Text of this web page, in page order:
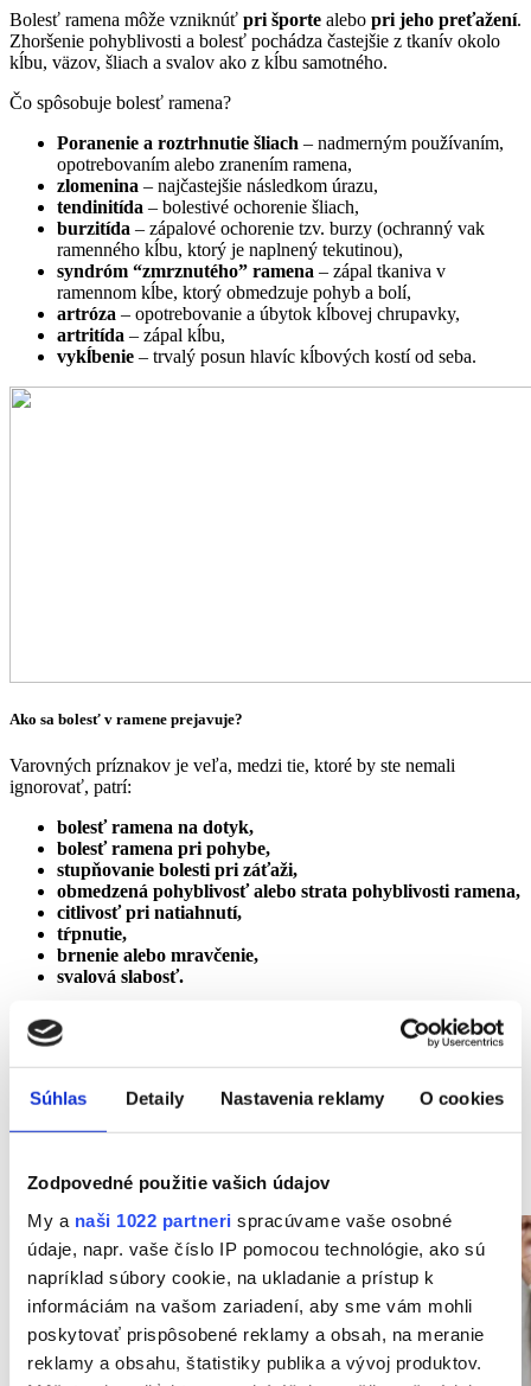
Súhlas Detaily Nastavenia reklamy O cookies
Zodpovedné použitie vašich údajov
My a naši 1022 partneri spracúvame vaše osobné
údaje, napr. vaše číslo IP pomocou technológie, ako sú
napríklad súbory cookie, na ukladanie a prístup k
informáciám na vašom zariadení, aby sme vám mohli
poskytovať prispôsobené reklamy a obsah, na meranie
reklamy a obsahu, štatistiky publika a vývoj produktov.
Bolesť ramena môže vzniknúť pri športe alebo pri jeho preťažení.
Zhoršenie pohyblivosti a bolesť pochádza častejšie z tkanív okolo
kĺbu, väzov, šliach a svalov ako z kĺbu samotného.
Čo spôsobuje bolesť ramena?
Poranenie a roztrhnutie šliach – nadmerným používaním,
opotrebovaním alebo zranením ramena,
zlomenina – najčastejšie následkom úrazu,
tendinitída – bolestivé ochorenie šliach,
burzitída – zápalové ochorenie tzv. burzy (ochranný vak
ramenného kĺbu, ktorý je naplnený tekutinou),
syndróm “zmrznutého” ramena – zápal tkaniva v
ramennom kĺbe, ktorý obmedzuje pohyb a bolí,
artróza – opotrebovanie a úbytok kĺbovej chrupavky,
artritída – zápal kĺbu,
vykĺbenie – trvalý posun hlavíc kĺbových kostí od seba.
Ako sa bolesť v ramene prejavuje?
Varovných príznakov je veľa, medzi tie, ktoré by ste nemali
ignorovať, patrí:
bolesť ramena na dotyk,
bolesť ramena pri pohybe,
stupňovanie bolesti pri záťaži,
obmedzená pohyblivosť alebo strata pohyblivosti ramena,
citlivosť pri natiahnutí,
tŕpnutie,
brnenie alebo mravčenie,
svalová slabosť.
Pacienti sa sťažujú najmä na:
bolesť od krčnej chrbtice,
pichanie v ramene.